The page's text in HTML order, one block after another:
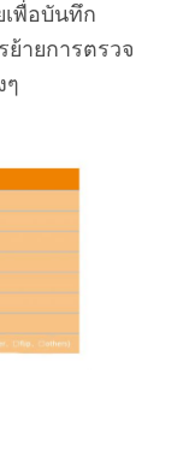
เพื่อบันทึก
ายการตรวจ
ๆ